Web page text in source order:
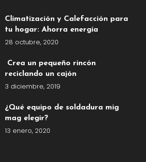
Climatización y Calefacción para
tu hogar: Ahorra energía
28 octubre, 2020
Crea un pequeño rincón
reciclando un cajón
3 diciembre, 2019
¿Qué equipo de soldadura mig
mag elegir?
13 enero, 2020